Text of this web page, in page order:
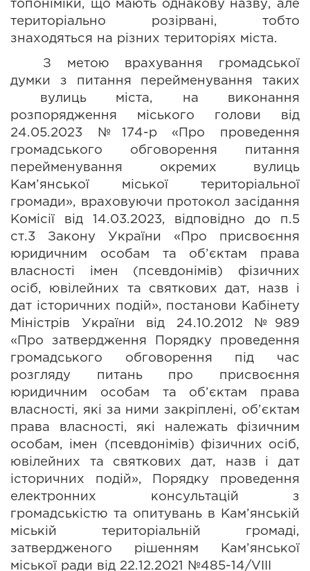
топоніміки, що мають однакову назву, але
територіально розірвані, тобто
знаходяться на різних територіях міста.
З метою врахування громадської
думки з питання перейменування таких
вулиць міста, на виконання
розпорядження міського голови від
24.05.2023 №174-р «Про проведення
громадського обговорення питання
перейменування окремих вулиць
Кам’янської міської територіальної
громади», враховуючи протокол засідання
Комісії від 14.03.2023, відповідно до п.5
ст.3 Закону України «Про присвоєння
юридичним особам та об’єктам права
власності імен (псевдонімів) фізичних
осіб, ювілейних та святкових дат, назв і
дат історичних подій», постанови Кабінету
Міністрів України від 24.10.2012 №989
«Про затвердження Порядку проведення
громадського обговорення під час
розгляду питань про присвоєння
юридичним особам та об’єктам права
власності, які за ними закріплені, об’єктам
права власності, які належать фізичним
особам, імен (псевдонімів) фізичних осіб,
ювілейних та святкових дат, назв і дат
історичних подій», Порядку проведення
електронних консультацій з
громадськістю та опитувань в Кам’янській
міській територіальній громаді,
затвердженого рішенням Кам’янської
міської ради від 22.12.2021 №485-14/V